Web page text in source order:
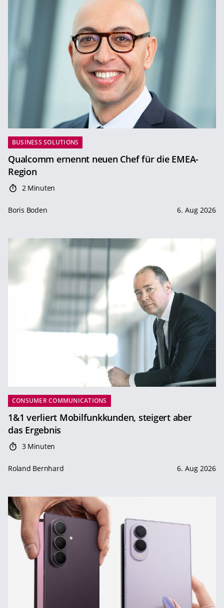
BUSINESS SOLUTIONS
Qualcomm ernennt neuen Chef für die EMEA-
Region
2 Minuten
Boris Boden 6. Aug 2026
CONSUMER COMMUNICATIONS
1&1 verliert Mobilfunkkunden, steigert aber
das Ergebnis
3 Minuten
Roland Bernhard 6. Aug 2026